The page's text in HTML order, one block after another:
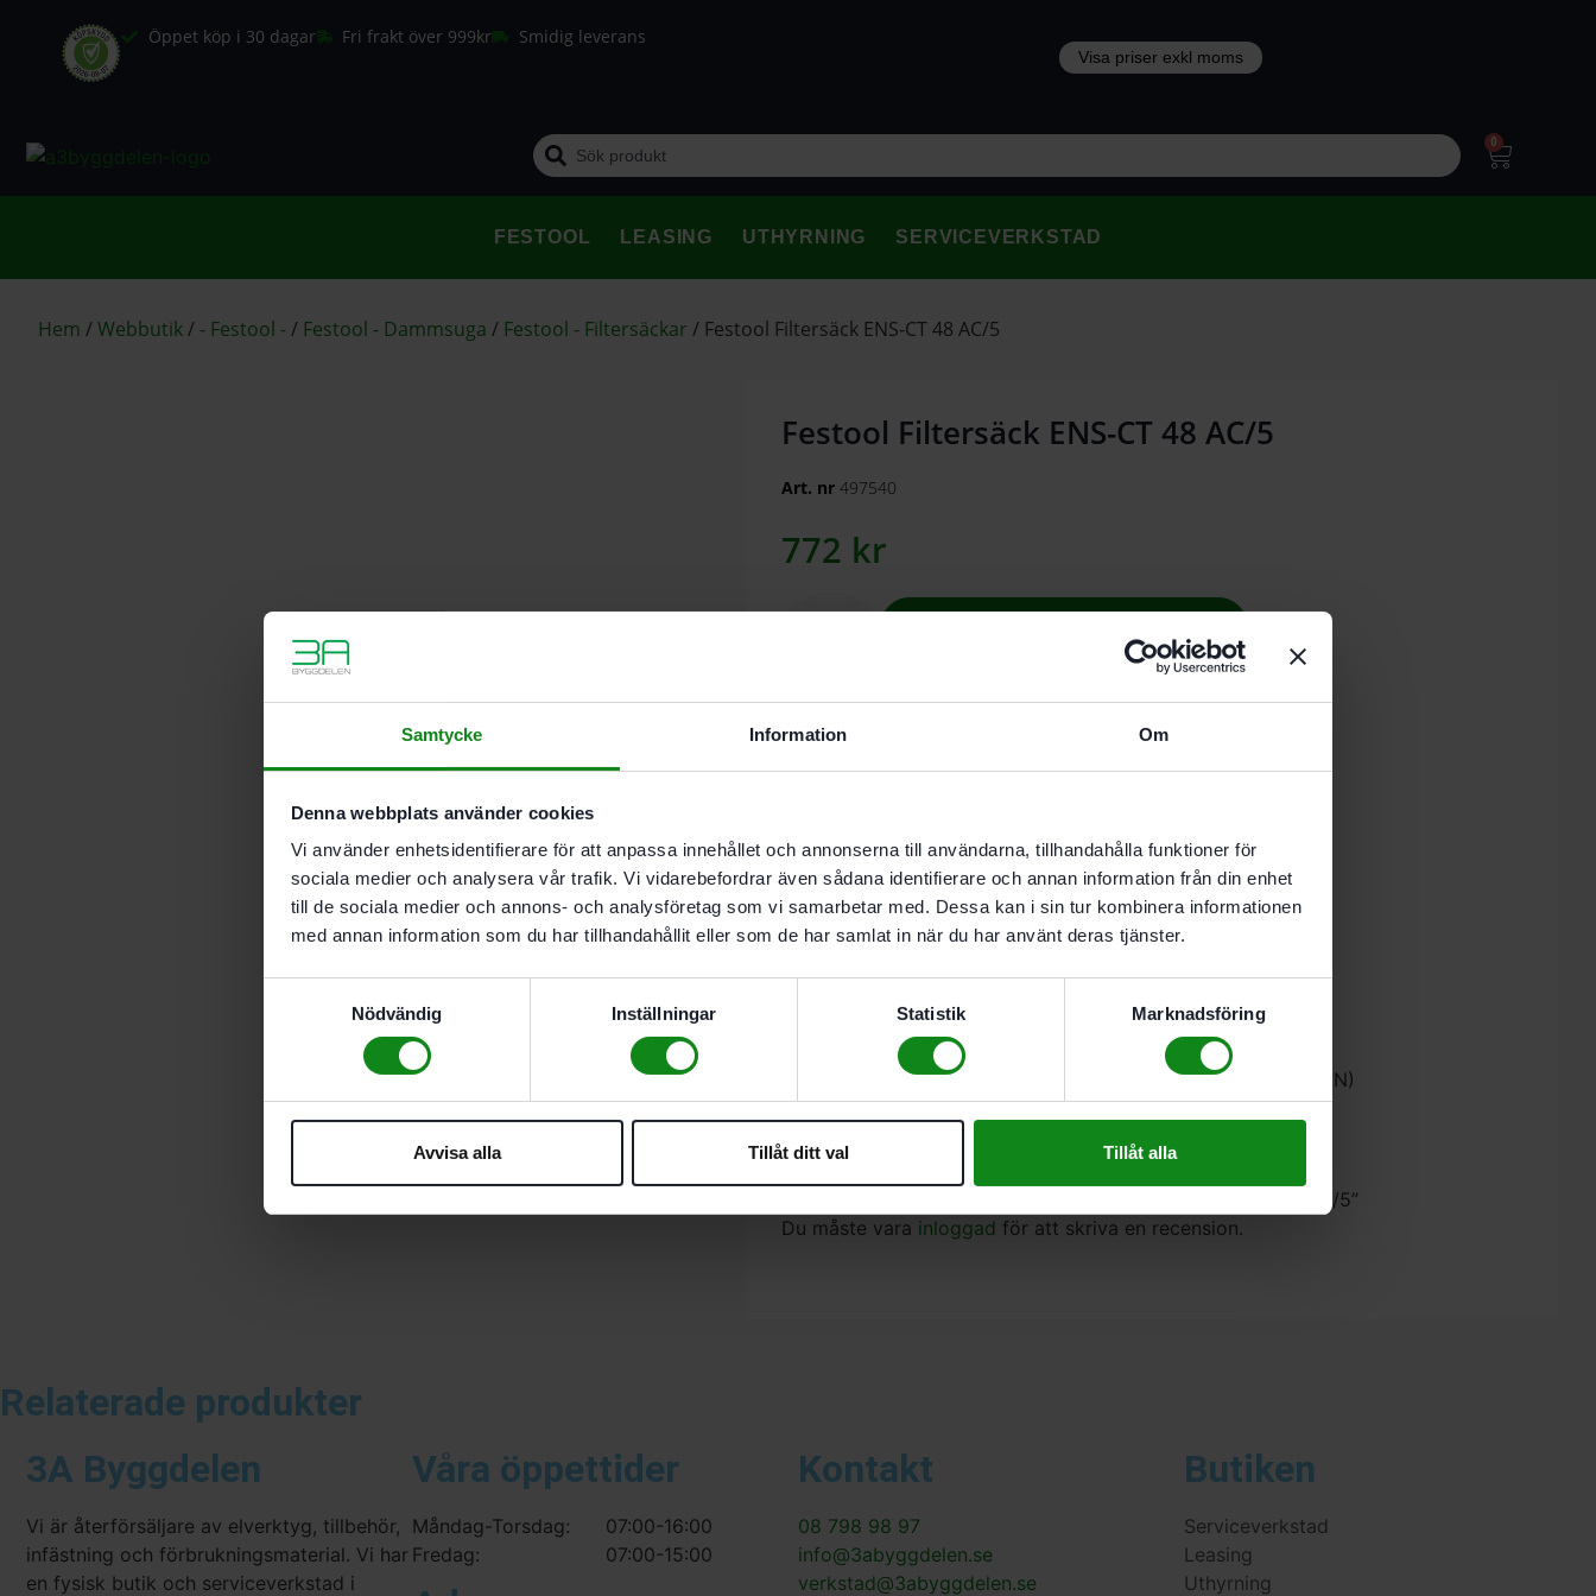
Samtycke Information Om
Denna webbplats använder cookies
Vi använder enhetsidentifierare för att anpassa innehållet och annonserna till användarna, tillhandahålla funktioner för
sociala medier och analysera vår trafik. Vi vidarebefordrar även sådana identifierare och annan information från din enhet
till de sociala medier och annons- och analysföretag som vi samarbetar med. Dessa kan i sin tur kombinera informationen
med annan information som du har tillhandahållit eller som de har samlat in när du har använt deras tjänster.
Nödvändig
Inställningar Statistik Marknadsföring
Avvisa alla Tillåt ditt val Tillåt alla
Öppet köp i 30 dagar Fri frakt över 999kr Smidig leverans
0
FESTOOL LEASING UTHYRNING SERVICEVERKSTAD
Hem /Webbutik/ - Festool -/ Festool - Dammsuga / Festool - Filtersäckar / Festool Filtersäck ENS-CT 48 AC/5
Festool Filtersäck ENS-CT 48 AC/5
Art. nr 497540
772 kr
I butikslager. Skickas nästkommande vardag.
Beskrivning
Teknisk Data
Recensioner (0)
Egenskaper
För att suga upp damm med CT 48 med AUTOCLEAN
För CT/CTL/CTM 48 AC
Inte lämpad för CT standardutförande (utan AUTOCLEAN)
Förpackning 5 Antal
Det finns inga recensioner än.
Bli först med att recensera ”Festool Filtersäck ENS-CT 48 AC/5”
Du måste vara inloggad för att skriva en recension.
Relaterade produkter
3A Byggdelen
Vi är återförsäljare av elverktyg, tillbehör,
infästning och förbrukningsmaterial. Vi har
en fysisk butik och serviceverkstad i
Våra öppettider
Måndag-Torsdag:
Fredag:
07:00-16:00
07:00-15:00
Kontakt
08 798 98 97
info@3abyggdelen.se
verkstad@3abyggdelen.se
Butiken
Serviceverkstad
Leasing
Uthyrning